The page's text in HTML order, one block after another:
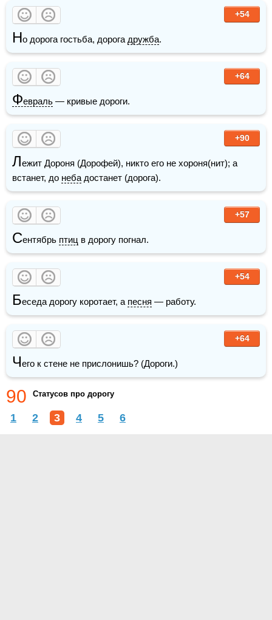
+54
Но дорога гостьба, дорога дружба.
+64
Февраль — кривые дороги.
+90
Лежит Дороня (Дорофей), никто его не хороня(нит); а
встанет, до неба достанет (дорога).
+57
Сентябрь птиц в дорогу погнал.
+54
Беседа дорогу коротает, а песня — работу.
+64
Чего к стене не прислонишь? (Дороги.)
90 Статусов про дорогу
1 2 3 4 5 6